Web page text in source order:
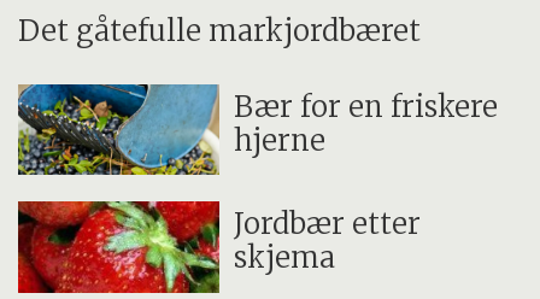
Det gåtefulle markjordbæret
Bær for en friskere
hjerne
Jordbær etter
skjema